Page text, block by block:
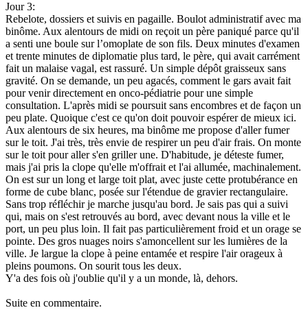
Jour 3:
Rebelote, dossiers et suivis en pagaille. Boulot administratif avec ma
binôme. Aux alentours de midi on reçoit un père paniqué parce qu'il
a senti une boule sur l’omoplate de son fils. Deux minutes d'examen
et trente minutes de diplomatie plus tard, le père, qui avait carrément
fait un malaise vagal, est rassuré. Un simple dépôt graisseux sans
gravité. On se demande, un peu agacés, comment le gars avait fait
pour venir directement en onco-pédiatrie pour une simple
consultation. L'après midi se poursuit sans encombres et de façon un
peu plate. Quoique c'est ce qu'on doit pouvoir espérer de mieux ici.
Aux alentours de six heures, ma binôme me propose d'aller fumer
sur le toit. J'ai très, très envie de respirer un peu d'air frais. On monte
sur le toit pour aller s'en griller une. D'habitude, je déteste fumer,
mais j'ai pris la clope qu'elle m'offrait et l'ai allumée, machinalement.
On est sur un long et large toit plat, avec juste cette protubérance en
forme de cube blanc, posée sur l'étendue de gravier rectangulaire.
Sans trop réfléchir je marche jusqu'au bord. Je sais pas qui a suivi
qui, mais on s'est retrouvés au bord, avec devant nous la ville et le
port, un peu plus loin. Il fait pas particulièrement froid et un orage se
pointe. Des gros nuages noirs s'amoncellent sur les lumières de la
ville. Je largue la clope à peine entamée et respire l'air orageux à
pleins poumons. On sourit tous les deux.
Y'a des fois où j'oublie qu'il y a un monde, là, dehors.
Suite en commentaire.